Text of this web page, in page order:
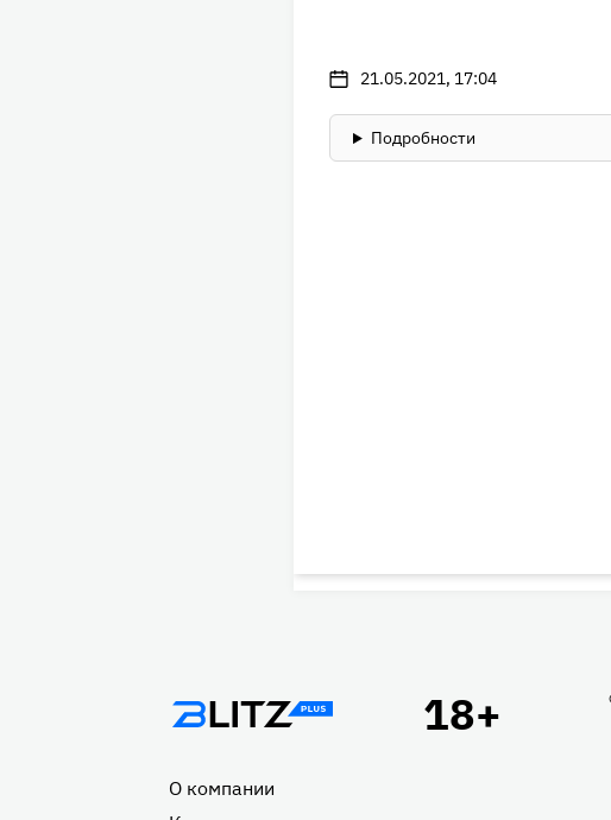
21.05.2021, 17:04
Подробности
Подвал
О компании